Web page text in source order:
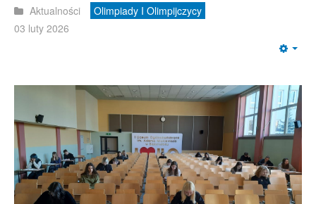
Aktualności
Olimpiady I Olimpijczycy
03 luty 2026